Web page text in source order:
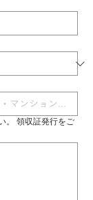
。 領収証発行をご